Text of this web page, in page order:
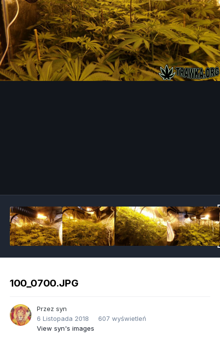
100_0700.JPG
Przez syn
6 Listopada 2018
607 wyświetleń
View syn's images